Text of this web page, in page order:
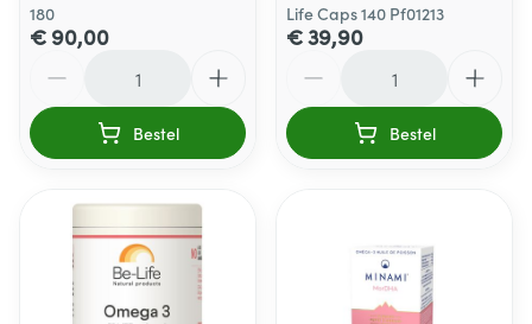
180
€ 90,00
Bestel
Life Caps 140 Pf01213
€ 39,90
Bestel